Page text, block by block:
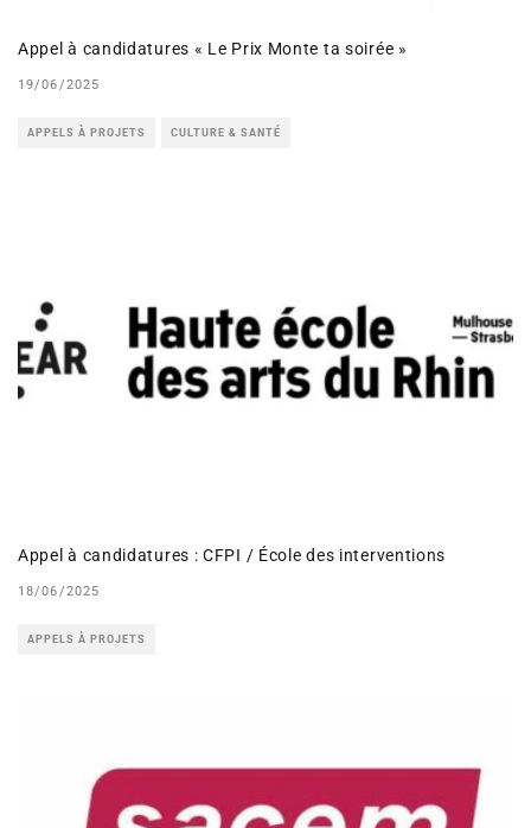
Appel à candidatures « Le Prix Monte ta soirée »
19/06/2025
APPELS À PROJETS CULTURE & SANTÉ
Appel à candidatures : CFPI / École des interventions
18/06/2025
APPELS À PROJETS